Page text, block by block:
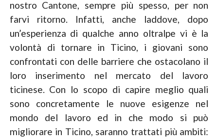
nostro Cantone, sempre più spesso, per non
farvi ritorno. Infatti, anche laddove, dopo
un’esperienza di qualche anno oltralpe vi è la
volontà di tornare in Ticino, i giovani sono
confrontati con delle barriere che ostacolano il
loro inserimento nel mercato del lavoro
ticinese. Con lo scopo di capire meglio quali
sono concretamente le nuove esigenze nel
mondo del lavoro ed in che modo si può
migliorare in Ticino, saranno trattati più ambiti: